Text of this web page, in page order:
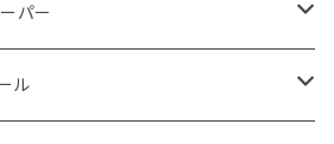
ン
パー
ル